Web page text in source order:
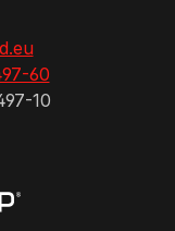
60
10